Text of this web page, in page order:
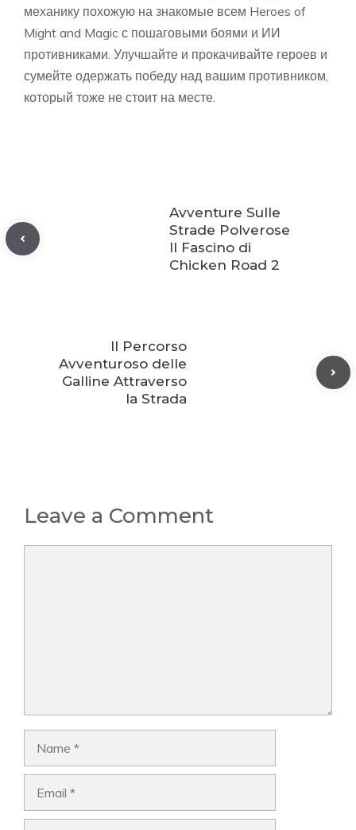
механику похожую на знакомые всем Heroes of
Might and Magic с пошаговыми боями и ИИ
противниками. Улучшайте и прокачивайте героев и
сумейте одержать победу над вашим противником,
который тоже не стоит на месте.
Avventure Sulle
Strade Polverose
Il Fascino di
Chicken Road 2
Il Percorso
Avventuroso delle
Galline Attraverso
la Strada
Leave a Comment